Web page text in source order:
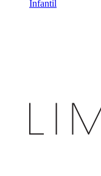
Infantil